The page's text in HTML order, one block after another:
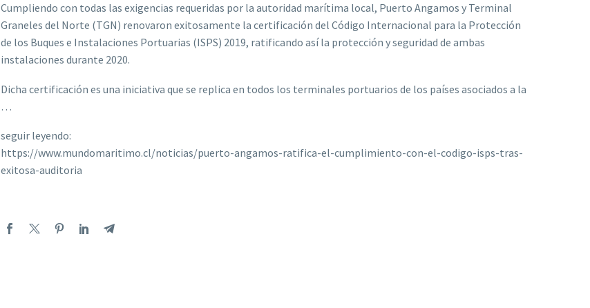
Cumpliendo con todas las exigencias requeridas por la autoridad marítima local, Puerto Angamos y Terminal
Graneles del Norte (TGN) renovaron exitosamente la certificación del Código Internacional para la Protección
de los Buques e Instalaciones Portuarias (ISPS) 2019, ratificando así la protección y seguridad de ambas
instalaciones durante 2020.
Dicha certificación es una iniciativa que se replica en todos los terminales portuarios de los países asociados a la
…
seguir leyendo:
https://www.mundomaritimo.cl/noticias/puerto-angamos-ratifica-el-cumplimiento-con-el-codigo-isps-tras-
exitosa-auditoria